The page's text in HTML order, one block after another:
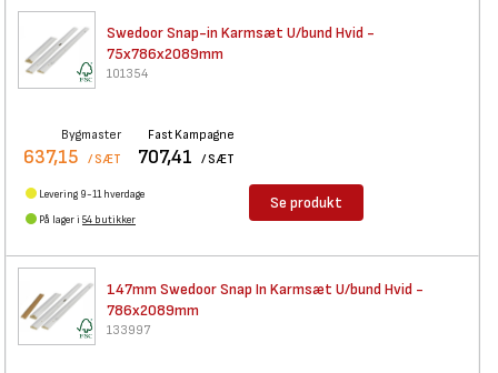
Swedoor Snap-in Karmsæt U/bund Hvid -
75x786x2089mm
101354
Bygmaster
637,15 / SÆT
Fast Kampagne
707,41 / SÆT
Levering 9-11 hverdage
På lager i 54 butikker
Se produkt
147mm Swedoor Snap In Karmsæt U/bund Hvid -
786x2089mm
133997